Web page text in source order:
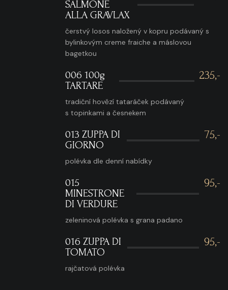
SALMONE
ALLA GRAVLAX
čerstvý losos naložený v kopru podávaný s
bylinkovým creme fraiche a máslovou
bagetkou
006 100g
TARTARE
235,-
tradiční hovězí tataráček podávaný
s topinkami a česnekem
013 ZUPPA DI
GIORNO
75,-
polévka dle denní nabídky
015
MINESTRONE
DI VERDURE
95,-
zeleninová polévka s grana padano
016 ZUPPA DI
TOMATO
95,-
rajčatová polévka